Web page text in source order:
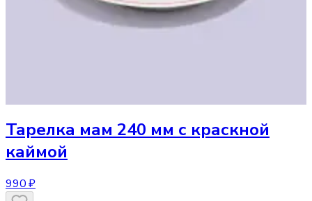
Тарелка мам 240 мм с краскной
каймой
990 ₽